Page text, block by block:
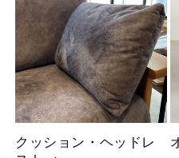
クッション・ヘッドレ